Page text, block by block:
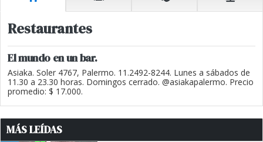
Restaurantes
El mundo en un bar.
Asiaka. Soler 4767, Palermo. 11.2492-8244. Lunes a sábados de
11.30 a 23.30 horas. Domingos cerrado. @asiakapalermo. Precio
promedio: $ 17.000.
MÁS LEÍDAS